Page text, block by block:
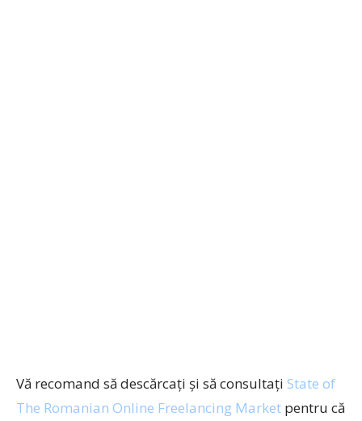
Vă recomand să descărcaţi şi să consultaţi State of
The Romanian Online Freelancing Market pentru că